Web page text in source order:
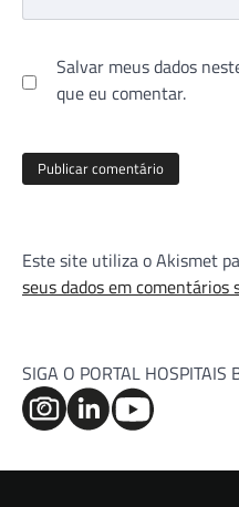
Salvar meus dados
que eu comentar.
Este site utiliza o Akismet
seus dados em comentários
SIGA O PORTAL HOSPITAIS